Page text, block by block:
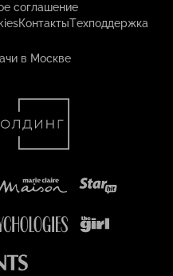
соглашение
КонтактыТехподдержка
в Москве